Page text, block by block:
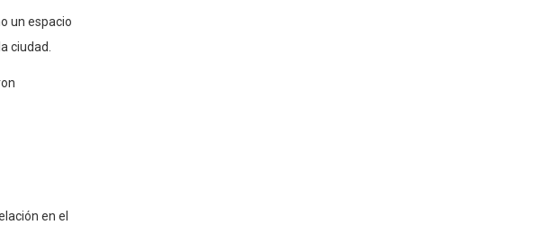
un espacio
ciudad.
en el